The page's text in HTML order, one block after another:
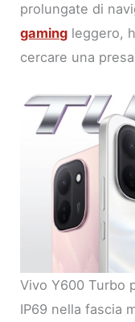
prolungate di
gaming leggero,
cercare una
Vivo Y600 Turbo
IP69 nella fascia